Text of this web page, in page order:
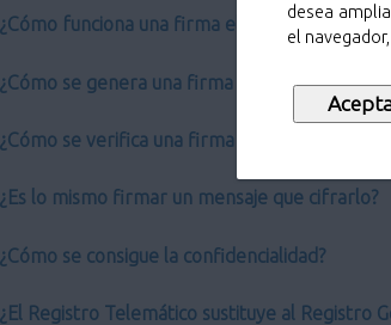
desea
el
¿Cómo funciona una firma electrónica?
¿Cómo se genera una firma electrónica?
¿Cómo se verifica una firma electrónica?
¿Es lo mismo firmar un mensaje que cifrarlo?
¿Cómo se consigue la confidencialidad?
¿El Registro Telemático sustituye al Registro